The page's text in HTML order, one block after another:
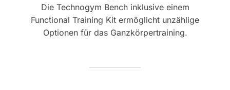
Die Technogym Bench inklusive einem
Functional Training Kit ermöglicht unzählige
Optionen für das Ganzkörpertraining.